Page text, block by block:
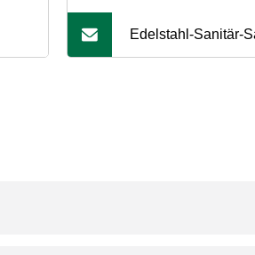
Edelstahl-Sanitär-